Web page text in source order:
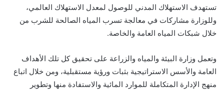
تستهدف الاستهلاك المدني للوصول لمعدل الاستهلاك العالمي،
وللوزارة مشاركات في معالجة تسرب المياه الصالحة للشرب من
خلال شبكات المياه العامة والخاصة.
وتعمل وزارة البيئة والمياه والزراعة على تحقيق كل تلك الأهداف
العامة والأسس الاستراتيجية بثبات ورؤية مستقبلية، ومن خلال اتباع
منهج الإدارة المتكاملة للموارد المائية والاستفادة منها وتطوير